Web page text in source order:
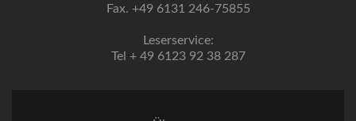
Fax. +49 6131 246-75855
Leserservice:
Tel + 49 6123 92 38 287